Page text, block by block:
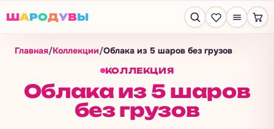
ШАРОДУВЫ
Главная/Коллекции/Облака из 5 шаров без грузов
КОЛЛЕКЦИЯ
Облака из 5 шаров
без грузов